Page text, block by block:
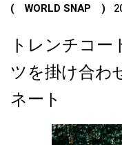
( WORLD SNAP )
トレンチコ
ツを掛け合わ
ネート